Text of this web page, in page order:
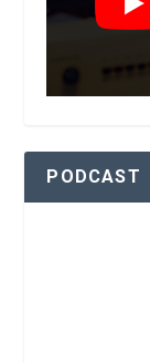
PODCAST